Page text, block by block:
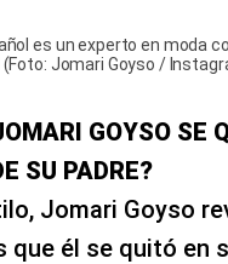
es un experto en moda
Jomari Goyso /
GOYSO SE
SU PADRE?
Jomari Goyso
que él se quitó en